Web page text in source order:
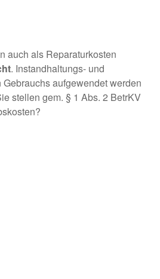
auch als Reparaturkosten
. Instandhaltungs- und
aufgewendet werden
stellen gem. § 1 Abs. 2 BetrKV